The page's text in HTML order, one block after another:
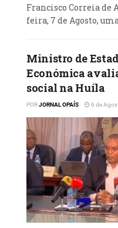
Francisco Correia de
feira, 7 de Agosto,
Ministro de
Económica
social na Huíla
PORJORNAL OPAÍS 6 de